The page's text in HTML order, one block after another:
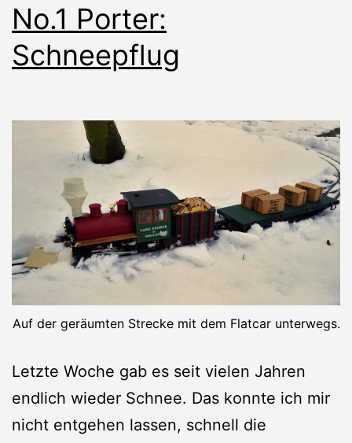
No.1 Porter:
Schneepflug
Auf der geräumten Strecke mit dem Flatcar unterwegs.
Letzte Woche gab es seit vielen Jahren
endlich wieder Schnee. Das konnte ich mir
nicht entgehen lassen, schnell die